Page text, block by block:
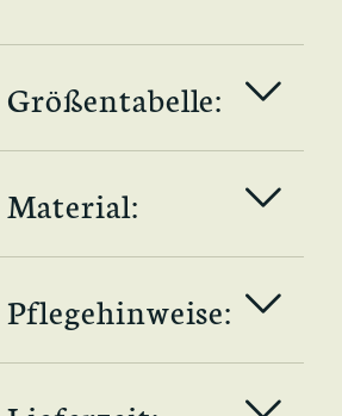
Größentabelle:
Material:
Pflegehinweise: